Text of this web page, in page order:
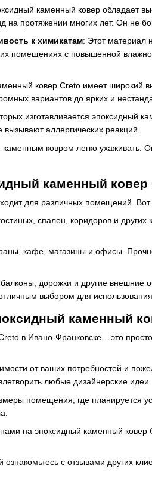
каменный ковер обладает
на протяжении многих лет. Он не
к химикатам: Этот материал
помещениях с повышенной
ковер Creto имеет широкий
вариантов до ярких и
изготавливается эпоксидный
аллергических реакций.
ковром легко ухаживать.
каменный ковер
для различных помещений. Вот
спален, коридоров и других
кафе, магазины и офисы.
дорожки и другие внешние
выбором для использования
каменный
в Ивано-Франковске – это
от ваших потребностей и
любые дизайнерские идеи.
помещения, где планируется
на эпоксидный каменный
ознакомьтесь с отзывами других